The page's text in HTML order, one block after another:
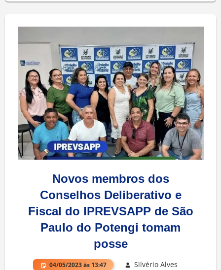
Novos membros dos
Conselhos Deliberativo e
Fiscal do IPREVSAPP de São
Paulo do Potengi tomam
posse
04/05/2023 às 13:47 Silvério Alves